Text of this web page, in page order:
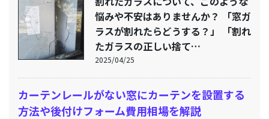
悩みや不安はありませんか？ 「窓ガ
ラスが割れたらどうする？」 「割れ
たガラスの正しい捨て…
2025/04/25
カーテンレールがない窓にカーテンを設置する
方法や後付けフォーム費用相場を解説